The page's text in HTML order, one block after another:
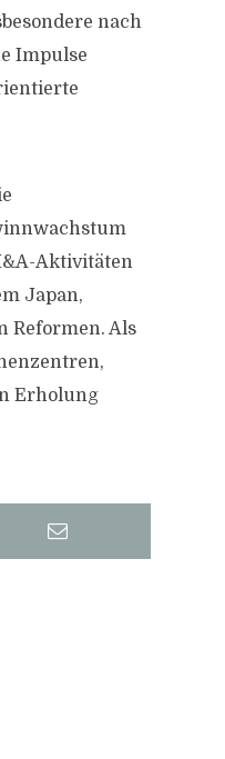
nach
Impulse
Aktivitäten
Japan,
Reformen. Als
Erholung